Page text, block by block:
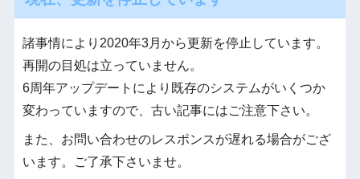
諸事情により2020年3月から更新を停止しています。
再開の目処は立っていません。
6周年アップデートにより既存のシステムがいくつか
変わっていますので、古い記事にはご注意下さい。
また、お問い合わせのレスポンスが遅れる場合がござ
います。ご了承下さいませ。